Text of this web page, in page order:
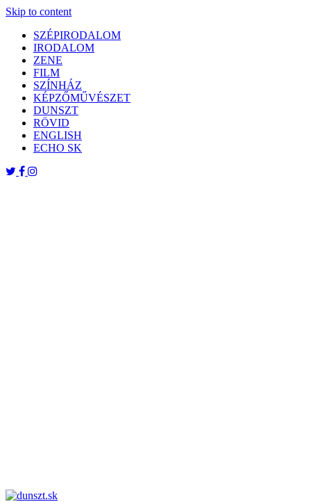
Skip to content
SZÉPIRODALOM
IRODALOM
ZENE
FILM
SZÍNHÁZ
KÉPZŐMŰVÉSZET
DUNSZT
RÖVID
ENGLISH
ECHO SK